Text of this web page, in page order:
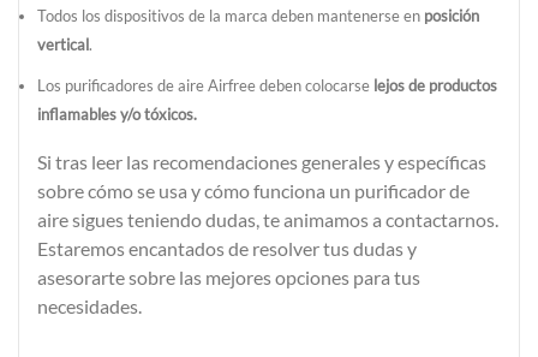
Todos los dispositivos de la marca deben mantenerse en posición
vertical.
Los purificadores de aire Airfree deben colocarse lejos de productos
inflamables y/o tóxicos.
Si tras leer las recomendaciones generales y específicas
sobre cómo se usa y cómo funciona un purificador de
aire sigues teniendo dudas, te animamos a contactarnos.
Estaremos encantados de resolver tus dudas y
asesorarte sobre las mejores opciones para tus
necesidades.